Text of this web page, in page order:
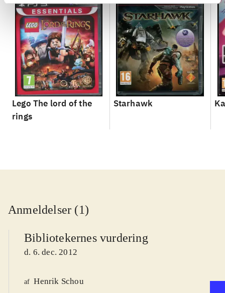
Lego The lord of the
rings
Starhawk
Anmeldelser (1)
Bibliotekernes vurdering
d. 6. dec. 2012
af Henrik Schou